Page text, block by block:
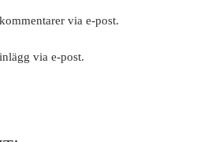
via e-post.
via e-post.